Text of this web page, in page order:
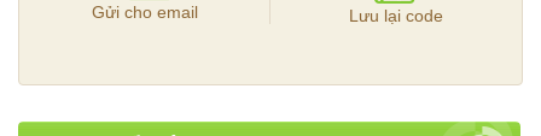
Gửi cho email Lưu lại code